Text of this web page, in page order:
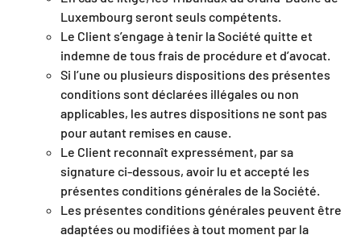
Luxembourg seront seuls compétents.
Le Client s’engage à tenir la Société quitte et
indemne de tous frais de procédure et d’avocat.
Si l’une ou plusieurs dispositions des présentes
conditions sont déclarées illégales ou non
applicables, les autres dispositions ne sont pas
pour autant remises en cause.
Le Client reconnaît expressément, par sa
signature ci-dessous, avoir lu et accepté les
présentes conditions générales de la Société.
Les présentes conditions générales peuvent être
adaptées ou modifiées à tout moment par la